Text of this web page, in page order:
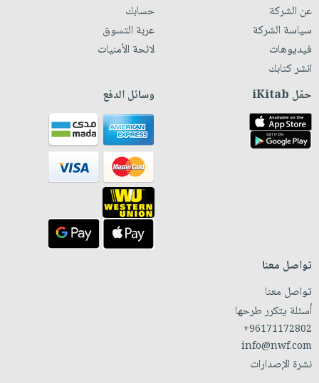
عن الشركة
سياسة الشركة
فيديوهات
انشر كتابك
حسابك
عربة التسوق
لائحة الأمنيات
حمّل iKitab وسائل الدفع
تواصل معنا
تواصل معنا
أسئلة يتكرر طرحها
+96171172802
info@nwf.com
نشرة الإصدارات